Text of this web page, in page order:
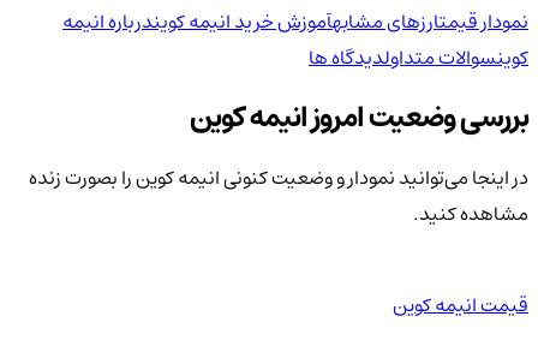
نمودار قیمتارزهای مشابهآموزش خرید انیمه کویندرباره انیمه
کوینسوالات متداولدیدگاه ها
بررسی وضعیت امروز انیمه کوین
در اینجا می‌توانید نمودار و وضعیت کنونی انیمه کوین را بصورت زنده
مشاهده کنید.
قیمت انیمه کوین